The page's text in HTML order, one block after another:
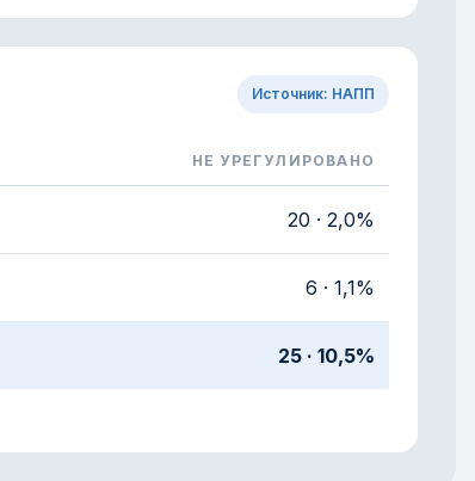
Источник: НАПП
НЕ УРЕГУЛИРОВАНО
20 · 2,0%
6 · 1,1%
25 · 10,5%